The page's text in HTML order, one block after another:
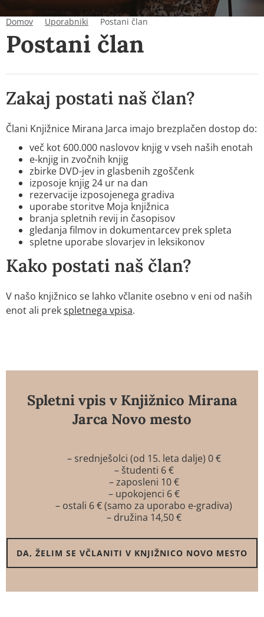
Domov Uporabniki Postani član
Postani član
Zakaj postati naš član?
Člani Knjižnice Mirana Jarca imajo brezplačen dostop do:
več kot 600.000 naslovov knjig v vseh naših enotah
e-knjig in zvočnih knjig
zbirke DVD-jev in glasbenih zgoščenk
izposoje knjig 24 ur na dan
rezervacije izposojenega gradiva
uporabe storitve Moja knjižnica
branja spletnih revij in časopisov
gledanja filmov in dokumentarcev prek spleta
spletne uporabe slovarjev in leksikonov
Kako postati naš član?
V našo knjižnico se lahko včlanite osebno v eni od naših
enot ali prekspletnega vpisa.
Spletni vpis v Knjižnico Mirana
Jarca Novo mesto
– srednješolci (od 15. leta dalje) 0 €
– študenti 6 €
– zaposleni 10 €
– upokojenci 6 €
– ostali 6 € (samo za uporabo e-gradiva)
– družina 14,50 €
DA, ŽELIM SE VČLANITI V KNJIŽNICO NOVO MESTO